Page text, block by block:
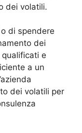
dei volatili.
di spendere
dei
e
a un
dei volatili per